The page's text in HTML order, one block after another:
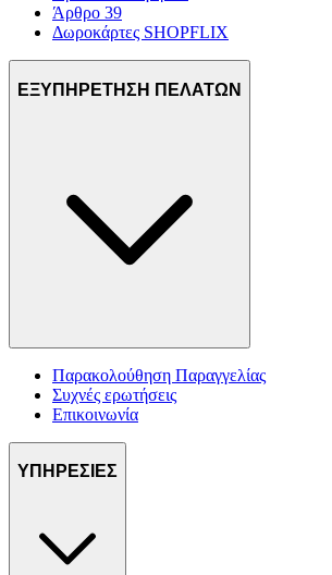
Άρθρο 39
Δωροκάρτες SHOPFLIX
ΕΞΥΠΗΡΕΤΗΣΗ ΠΕΛΑΤΩΝ
Παρακολούθηση Παραγγελίας
Συχνές ερωτήσεις
Επικοινωνία
ΥΠΗΡΕΣΙΕΣ